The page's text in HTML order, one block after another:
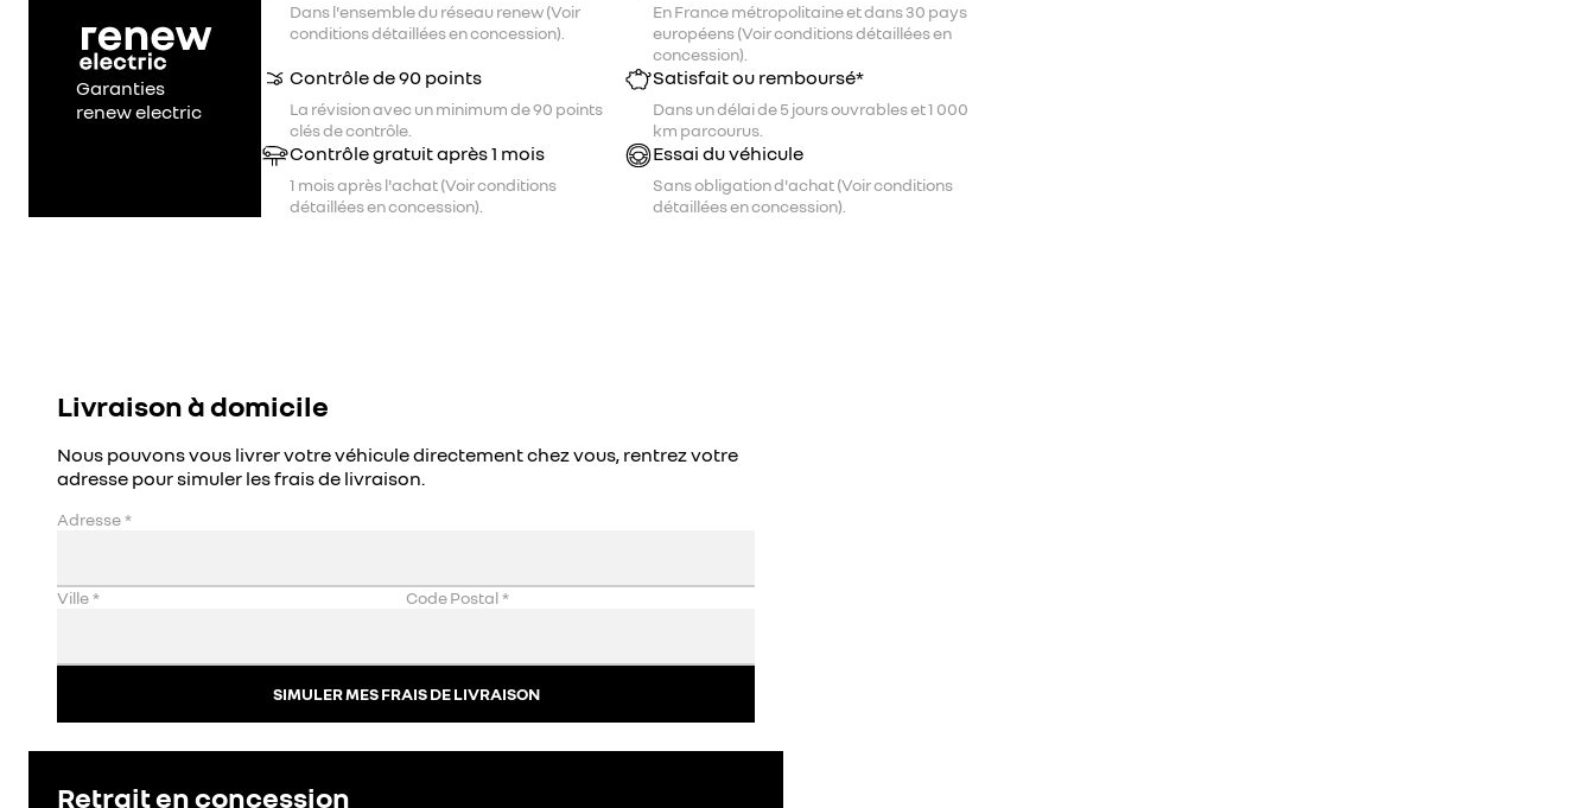
Garanties
renew electric
Dans l'ensemble du réseau renew (Voir
conditions détaillées en concession).
En France métropolitaine et dans 30 pays
européens (Voir conditions détaillées en
concession).
Contrôle de 90 points
La révision avec un minimum de 90 points
clés de contrôle.
Satisfait ou remboursé*
Dans un délai de 5 jours ouvrables et 1 000
km parcourus.
Contrôle gratuit après 1 mois
1 mois après l'achat (Voir conditions
détaillées en concession).
Essai du véhicule
Sans obligation d'achat (Voir conditions
détaillées en concession).
Livraison à domicile
Nous pouvons vous livrer votre véhicule directement chez vous, rentrez votre
adresse pour simuler les frais de livraison.
Adresse*
Ville* Code Postal*
SIMULER MES FRAIS DE LIVRAISON
Retrait en concession